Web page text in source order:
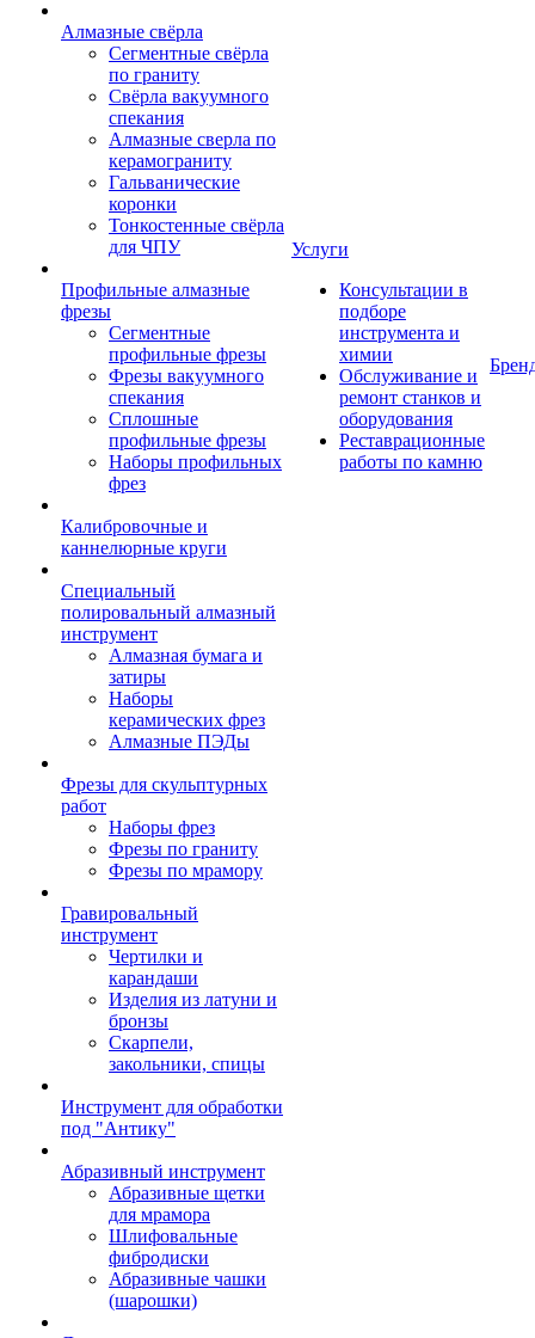
Алмазные свёрла
Сегментные свёрла
по граниту
Свёрла вакуумного
спекания
Алмазные сверла по
керамограниту
Гальванические
коронки
Тонкостенные свёрла
для ЧПУ
Профильные алмазные
фрезы
Сегментные
профильные фрезы
Фрезы вакуумного
спекания
Сплошные
профильные фрезы
Наборы профильных
фрез
Калибровочные и
каннелюрные круги
Специальный
полировальный алмазный
инструмент
Алмазная бумага и
затиры
Наборы
керамических фрез
Алмазные ПЭДы
Фрезы для скульптурных
работ
Наборы фрез
Фрезы по граниту
Фрезы по мрамору
Гравировальный
инструмент
Чертилки и
карандаши
Изделия из латуни и
бронзы
Скарпели,
закольники, спицы
Инструмент для обработки
под "Антику"
Абразивный инструмент
Абразивные щетки
для мрамора
Шлифовальные
фибродиски
Абразивные чашки
(шарошки)
Услуги
Консультации в
подборе
инструмента и
химии
Обслуживание и
ремонт станков и
оборудования
Реставрационные
работы по камню